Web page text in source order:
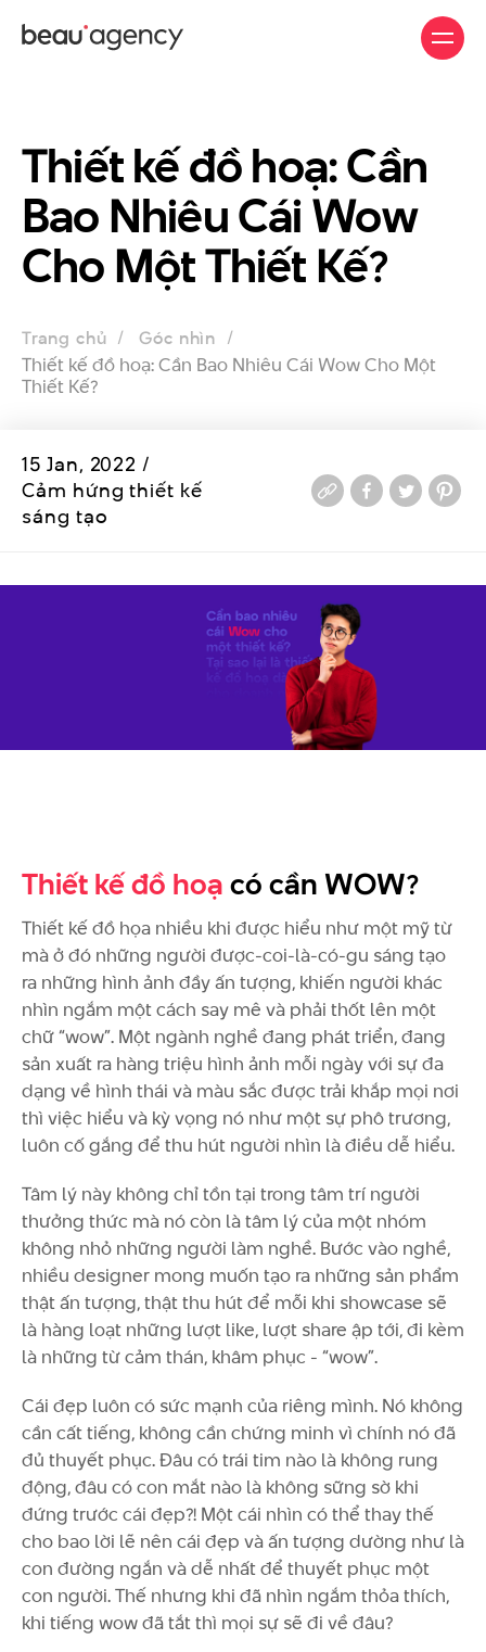
Thiết kế đồ hoạ: Cần
Bao Nhiêu Cái Wow
Cho Một Thiết Kế?
Trang chủ Góc nhìn
Thiết kế đồ hoạ: Cần Bao Nhiêu Cái Wow Cho Một
Thiết Kế?
15 Jan, 2022 /
Cảm hứng thiết kế
sáng tạo
Thiết kế đồ hoạcó cần WOW?
Thiết kế đồ họa nhiều khi được hiểu như một mỹ từ
mà ở đó những người được-coi-là-có-gu sáng tạo
ra những hình ảnh đầy ấn tượng, khiến người khác
nhìn ngắm một cách say mê và phải thốt lên một
chữ “wow”. Một ngành nghề đang phát triển, đang
sản xuất ra hàng triệu hình ảnh mỗi ngày với sự đa
dạng về hình thái và màu sắc được trải khắp mọi nơi
thì việc hiểu và kỳ vọng nó như một sự phô trương,
luôn cố gắng để thu hút người nhìn là điều dễ hiểu.
Tâm lý này không chỉ tồn tại trong tâm trí người
thưởng thức mà nó còn là tâm lý của một nhóm
không nhỏ những người làm nghề. Bước vào nghề,
nhiều designer mong muốn tạo ra những sản phẩm
thật ấn tượng, thật thu hút để mỗi khi showcase sẽ
là hàng loạt những lượt like, lượt share ập tới, đi kèm
là những từ cảm thán, khâm phục - “wow”.
Cái đẹp luôn có sức mạnh của riêng mình. Nó không
cần cất tiếng, không cần chứng minh vì chính nó đã
đủ thuyết phục. Đâu có trái tim nào là không rung
động, đâu có con mắt nào là không sững sờ khi
đứng trước cái đẹp?! Một cái nhìn có thể thay thế
cho bao lời lẽ nên cái đẹp và ấn tượng dường như là
con đường ngắn và dễ nhất để thuyết phục một
con người. Thế nhưng khi đã nhìn ngắm thỏa thích,
khi tiếng wow đã tắt thì mọi sự sẽ đi về đâu?